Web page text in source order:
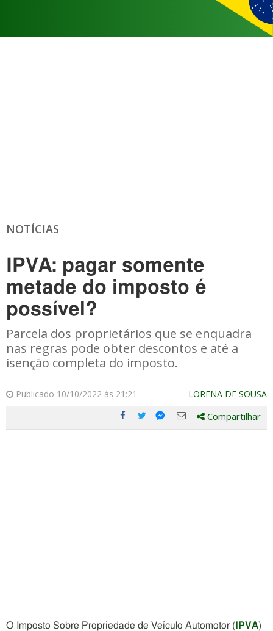
NOTÍCIAS
IPVA: pagar somente
metade do imposto é
possível?
Parcela dos proprietários que se enquadra
nas regras pode obter descontos e até a
isenção completa do imposto.
Publicado 10/10/2022 às 21:21 LORENA DE SOUSA
Compartilhe
Compartilhe
Compartilhe
Compartilhe
Compartilhar
O Imposto Sobre Propriedade de Veículo Automotor ( IPVA)